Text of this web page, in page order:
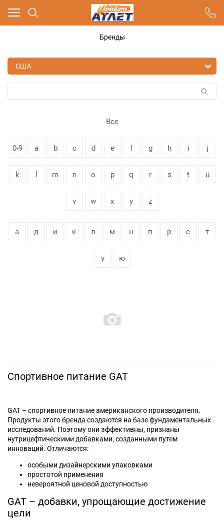
Бренды
Все
0-9 a b c d e f g h i j
k m n o p q r s t u
v w x y z
а д и к л м н п р с т
у ю
Спортивное питание GAT
GAT – спортивное питание американского производителя.
Продукты этого бренда создаются на базе фундаментальных
исследований. Поэтому они эффективны, признаны
нутрицефтическими добавками, созданными путем
инноваций. Отличаются:
особыми дизайнерскими упаковками
простотой применения
невероятной ценовой доступностью
GAT – добавки, упрощающие достижение
цели
Ваш город - Москва,
угадали?